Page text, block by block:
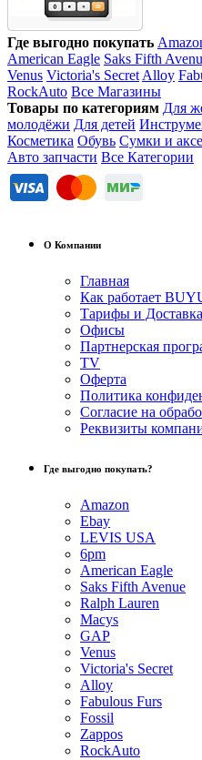
Где выгодно покупать
American Eagle Saks Fifth
Venus Victoria's Secret Alloy
RockAuto Все Магазины
Товары по категориям Для
молодёжи Для детей
Косметика Обувь Сумки и
Авто запчасти Все Категории
О Компании
Главная
Как работает
Тарифы и Доставка
Офисы
Партнерская
TV
Оферта
Политика
Согласие на
Реквизиты
Где выгодно покупать?
Amazon
Ebay
LEVIS USA
6pm
American Eagle
Saks Fifth Avenue
Ralph Lauren
Macys
GAP
Venus
Victoria's Secret
Alloy
Fabulous Furs
Fossil
Zappos
RockAuto